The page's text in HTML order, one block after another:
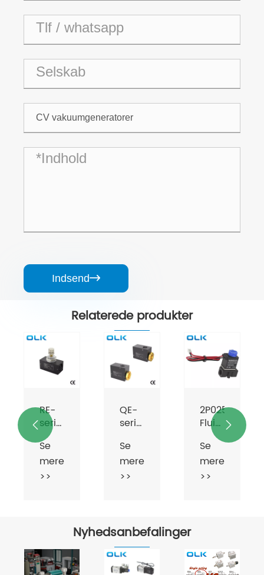
Indsend
Relaterede produkter
RE-
serien
envejs
drosselventil
Se
mere
>>
QE-
serien
hurtig
udstødningsventil
Se
mere
>>
2P025
Fluid
Control
Vale
2
Position
Se
mere
>>
 
Nyhedsanbefalinger